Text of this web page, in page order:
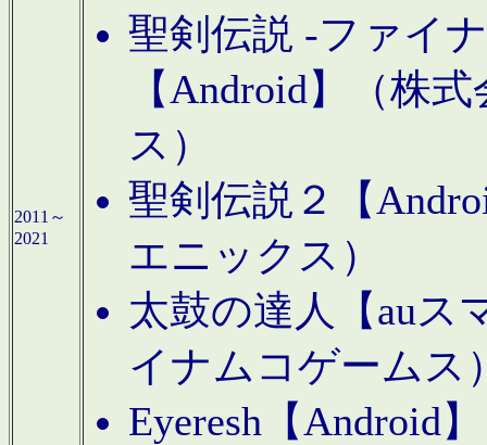
2011～
2021
聖剣伝説 -ファイ
【Android】（株
ス）
聖剣伝説２【
エニックス）
太鼓の達人【auス
イナムコゲームス
Eyeresh【Android